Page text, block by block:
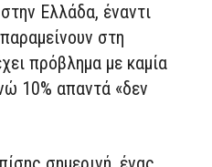
Ελλάδα, έναντι
στη
πρόβλημα με καμία
10% απαντά «δεν